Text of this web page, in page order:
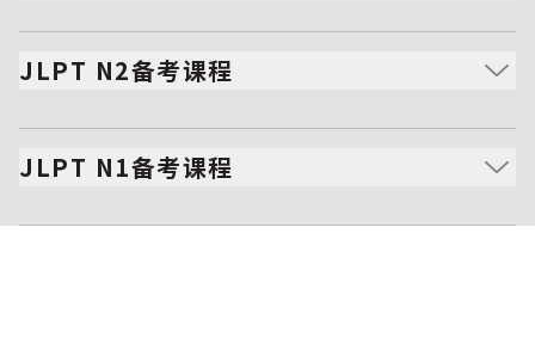
衔接初级与中级日语水平。
学习更细致的语法，挑战更长、更复杂的阅读文章。
JLPT N2备考课程
深入掌握语法、惯用语与商务日语，迈向流利交流。
重点提升高级阅读、听力与理解能力。
JLPT N1备考课程
培养接近母语者的理解力与分析性阅读能力。